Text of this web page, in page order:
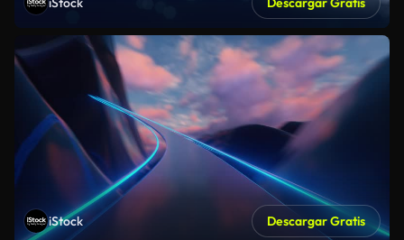
iStock Descargar Gratis